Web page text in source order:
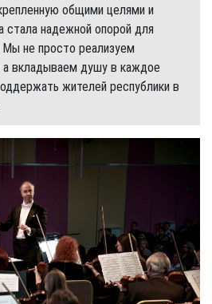
общими целями и
надежной опорой для
не просто реализуем
вкладываем душу в каждое
жителей республики в